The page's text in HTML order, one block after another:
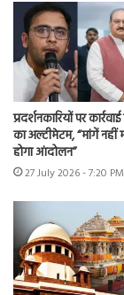
प्रदर्शनकारियों पर
का अल्टीमेटम, “मांगें नहीं
होगा आंदोलन”
27 July 2026 - 7:20 PM